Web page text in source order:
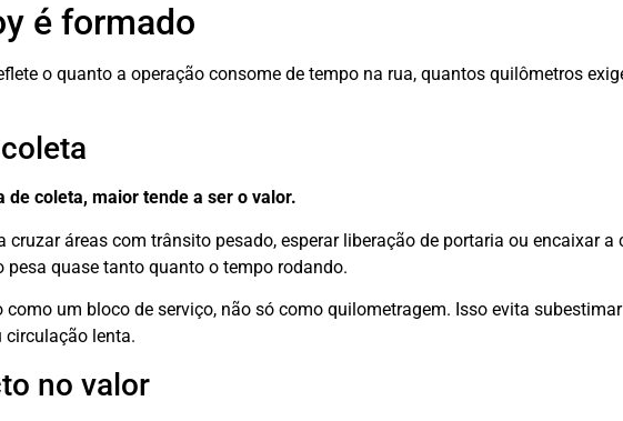
é formado
o quanto a operação consome de tempo na rua, quantos quilômetros
coleta, maior tende a ser o valor.
cruzar áreas com trânsito pesado, esperar liberação de portaria ou encaixar a
quase tanto quanto o tempo rodando.
um bloco de serviço, não só como quilometragem. Isso evita subestimar
circulação lenta.
no valor